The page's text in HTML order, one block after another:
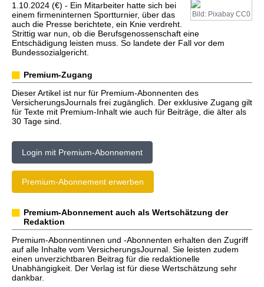
Bild: Pixabay CC0
1.10.2024 (€) - Ein Mitarbeiter hatte sich bei
einem firmeninternen Sportturnier, über das
auch die Presse berichtete, ein Knie verdreht.
Strittig war nun, ob die Berufsgenossenschaft eine
Entschädigung leisten muss. So landete der Fall vor dem
Bundessozialgericht.
Premium-Zugang
Dieser Artikel ist nur für Premium-Abonnenten des
VersicherungsJournals frei zugänglich. Der exklusive Zugang gilt
für Texte mit Premium-Inhalt wie auch für Beiträge, die älter als
30 Tage sind.
Login mit Premium-Abonnement
Premium-Abonnement erwerben
Premium-Abonnement auch als Wertschätzung der
Redaktion
Premium-Abonnentinnen und -Abonnenten erhalten den Zugriff
auf alle Inhalte vom VersicherungsJournal. Sie leisten zudem
einen unverzichtbaren Beitrag für die redaktionelle
Unabhängigkeit. Der Verlag ist für diese Wertschätzung sehr
dankbar.